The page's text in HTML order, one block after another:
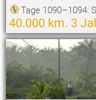
Tage 1090–1094:
40.000 km. 3